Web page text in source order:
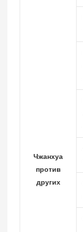
Чжанхуа
против
других